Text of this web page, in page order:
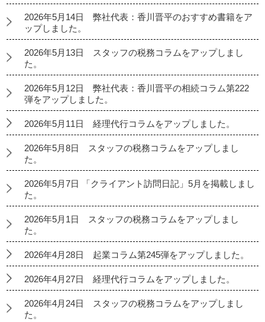
2026年5月14日 弊社代表：香川晋平のおすすめ書籍をア
ップしました。
2026年5月13日 スタッフの税務コラムをアップしまし
た。
2026年5月12日 弊社代表：香川晋平の相続コラム第222
弾をアップしました。
2026年5月11日 経理代行コラムをアップしました。
2026年5月8日 スタッフの税務コラムをアップしまし
た。
2026年5月7日 「クライアント訪問日記」5月を掲載しまし
た。
2026年5月1日 スタッフの税務コラムをアップしまし
た。
2026年4月28日 起業コラム第245弾をアップしました。
2026年4月27日 経理代行コラムをアップしました。
2026年4月24日 スタッフの税務コラムをアップしまし
た。